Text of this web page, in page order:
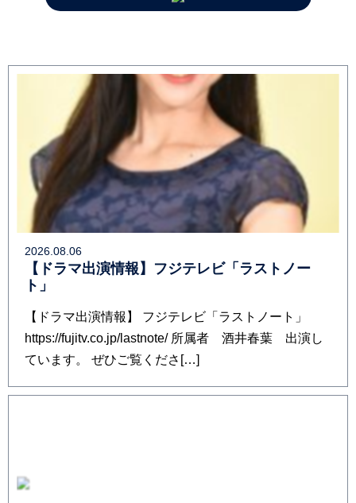
2026.08.06
【ドラマ出演情報】フジテレビ「ラストノー
ト」
【ドラマ出演情報】 フジテレビ「ラストノート」
https://fujitv.co.jp/lastnote/ 所属者 酒井春葉 出演し
ています。 ぜひご覧くださ[…]